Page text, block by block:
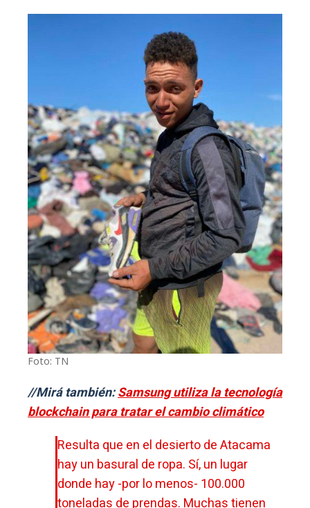
Foto: TN
//Mirá también:Samsung utiliza la tecnología
blockchain para tratar el cambio climático
Resulta que en el desierto de Atacama
hay un basural de ropa. Sí, un lugar
donde hay -por lo menos- 100.000
toneladas de prendas. Muchas tienen